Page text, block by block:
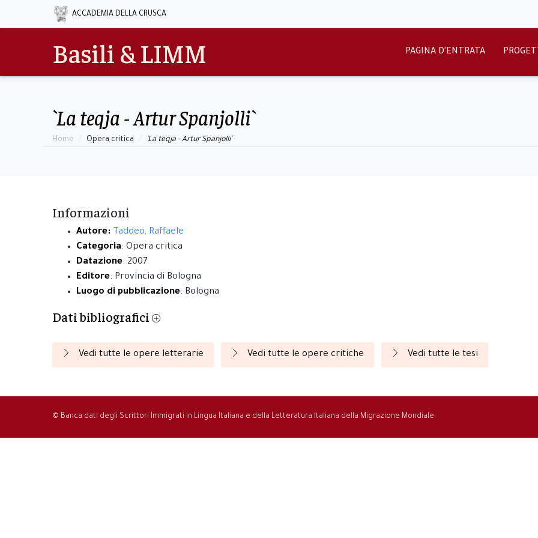
ACCADEMIA DELLA CRUSCA
Basili & LIMM PAGINA D'ENTRATA
`La teqja - Artur Spanjolli`
Home Opera critica `La teqja - Artur Spanjolli`
Informazioni
Autore: Taddeo, Raffaele
Categoria: Opera critica
Datazione: 2007
Editore: Provincia di Bologna
Luogo di pubblicazione: Bologna
Dati bibliografici
Vedi tutte le opere letterarie Vedi tutte le opere critiche Vedi tutte le tesi
© Banca dati degli Scrittori Immigrati in Lingua Italiana e della Letteratura Italiana della Migrazione Mondiale